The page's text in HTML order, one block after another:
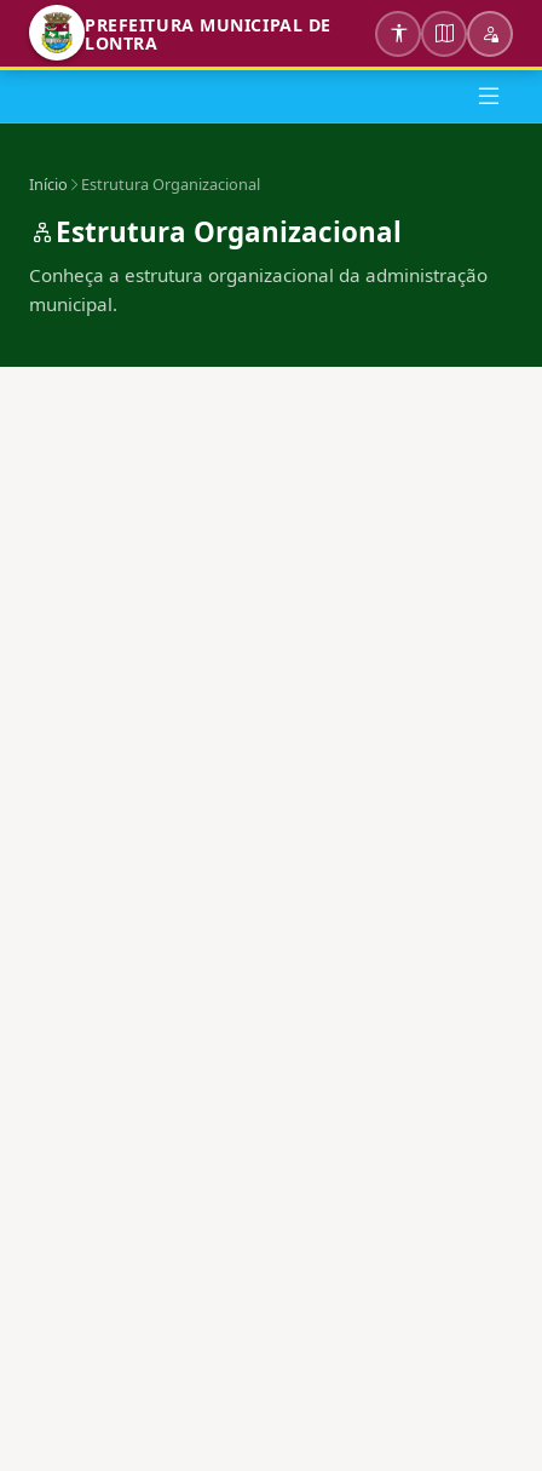
PREFEITURA MUNICIPAL DE
LONTRA
Início Estrutura Organizacional
Estrutura Organizacional
Conheça a estrutura organizacional da administração
municipal.